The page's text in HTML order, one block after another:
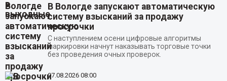
В Вологде запускают автоматическую
систему взысканий за продажу
просрочки
С наступлением осени цифровые алгоритмы
маркировки начнут наказывать торговые точки
без проведения очных проверок.
07.08.2026 08:00